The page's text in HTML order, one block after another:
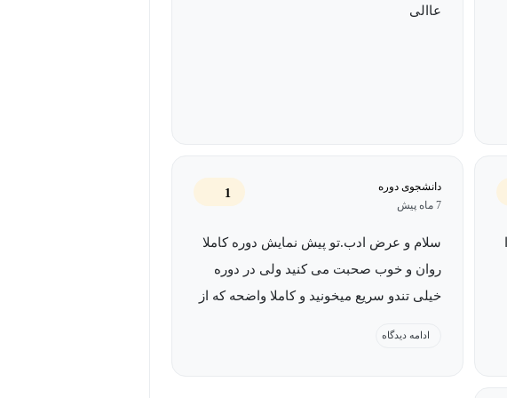
عاالی
دانشجوی دوره
7 ماه پیش
1
سلام و عرض ادب.تو پیش نمایش دوره کاملا
روان و خوب صحبت می کنید ولی در دوره
خیلی تندو سریع میخونید و کاملا واضحه که از
ادامه دیدگاه